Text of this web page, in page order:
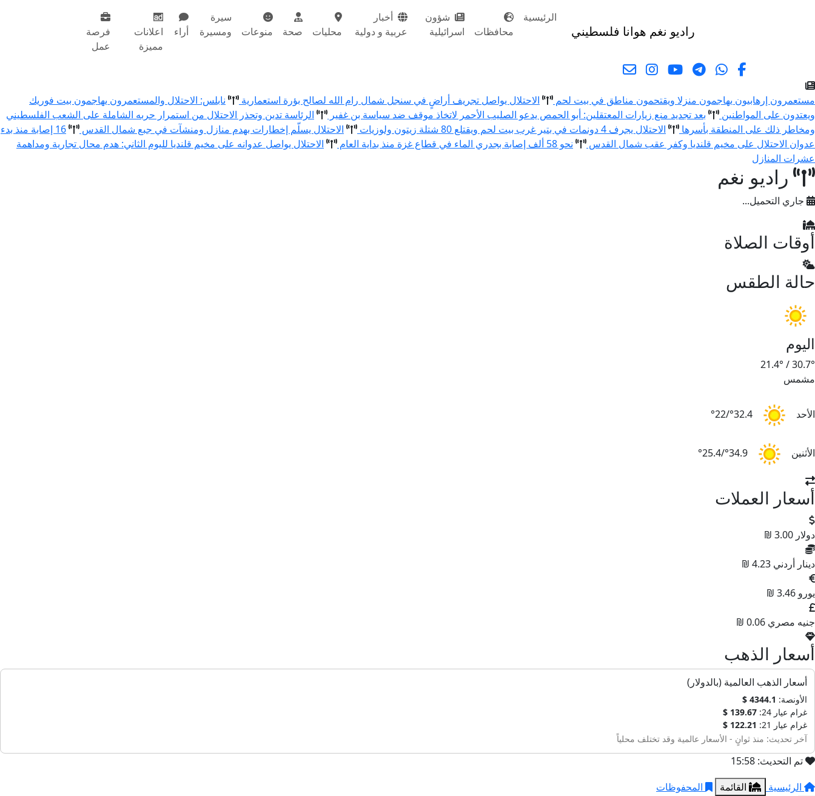
راديو نغم هوانا فلسطيني
الرئيسية
محافظات
شؤون
اسرائيلية
أخبار
عربية و دولية
محليات صحة منوعات
سيرة
ومسيرة
أراء
اعلانات
مميزة
فرصة
عمل
مستعمرون إرهابيون يهاجمون منزلا ويقتحمون مناطق في بيت لحم الاحتلال يواصل تجريف أراضٍ في سنجل شمال رام الله لصالح بؤرة استعمارية
نابلس: الاحتلال والمستعمرون يهاجمون بيت فوريك
ويعتدون على المواطنين
بعد تجديد منع زيارات المعتقلين: أبو الحمص يدعو الصليب الأحمر لاتخاذ موقف ضد سياسة بن غفير
الرئاسة تدين وتحذر الاحتلال من استمرار حربه الشاملة على الشعب الفلسطيني
ومخاطر ذلك على المنطقة بأسرها
الاحتلال يجرف 4 دونمات في بتير غرب بيت لحم ويقتلع 80 شتلة زيتون ولوزيات الاحتلال يسلّم إخطارات بهدم منازل ومنشآت في جبع شمال القدس
16 إصابة منذ بدء
عدوان الاحتلال على مخيم قلنديا وكفر عقب شمال القدس
نحو 58 ألف إصابة بجدري الماء في قطاع غزة منذ بداية العام
الاحتلال يواصل عدوانه على مخيم قلنديا لليوم الثاني: هدم محال تجارية ومداهمة
عشرات المنازل
راديو نغم
جاري التحميل...
أوقات الصلاة
حالة الطقس
اليوم
30.7°
/
21.4°
مشمس
الأحد 32.4°/22°
الأثنين 34.9°/25.4°
أسعار العملات
دولار 3.00 ₪
دينار أردني 4.23 ₪
يورو 3.46 ₪
جنيه مصري 0.06 ₪
أسعار الذهب
أسعار الذهب العالمية (بالدولار)
الأونصة: 4344.1 $
غرام عيار 24:
139.67 $
غرام عيار 21:
122.21 $
آخر تحديث: منذ ثوانٍ - الأسعار عالمية وقد تختلف محلياً
تم التحديث: 15:58
الرئيسية
القائمة المحفوظات